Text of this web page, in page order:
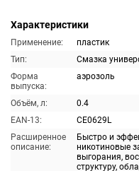
Характеристики
Применение:
пластик
Тип:
Смазка
Форма
выпуска:
аэрозоль
Объём, л:
0.4
EAN-13:
CE0629L
Расширенное
описание:
Быстро и
никотиновые
выгорания,
структуру,